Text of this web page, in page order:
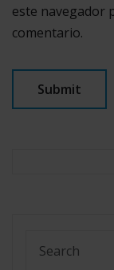
este navegador
comentario.